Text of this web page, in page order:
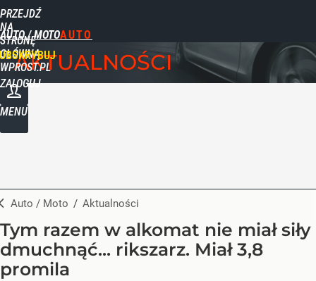
PRZEJDŹ
NA
STRONĘ
GŁÓWNĄ
WPROST.PL
AUTO / MOTO
ZALOGUJ
MENU
AKTUALNOŚCI
Auto / Moto / Aktualności
Tym razem w alkomat nie miał siły
dmuchnąć... rikszarz. Miał 3,8
promila